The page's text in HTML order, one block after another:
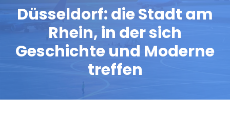
Düsseldorf: die Stadt am
Rhein, in der sich
Geschichte und Moderne
treffen